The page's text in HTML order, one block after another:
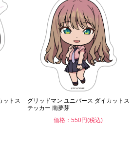
ットス
グリッドマン ユニバース ダイカットス
テッカー 南夢芽
価格：550円(税込)